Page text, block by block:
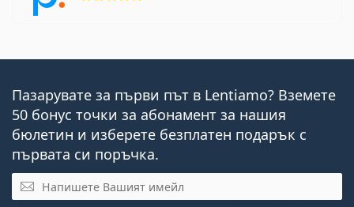
Пазарувате за първи път в Lentiamo? Вземете
50 бонус точки за абонамент за нашия
бюлетин и изберете безплатен подарък с
първата си поръчка.
Имейл